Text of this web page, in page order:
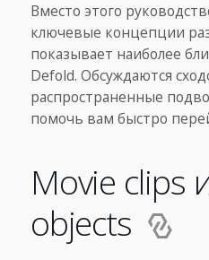
Вместо этого
ключевые концепции
показывает наиболее
Defold. Обсуждаются
распространенные
помочь вам быстро
Movie clips
objects